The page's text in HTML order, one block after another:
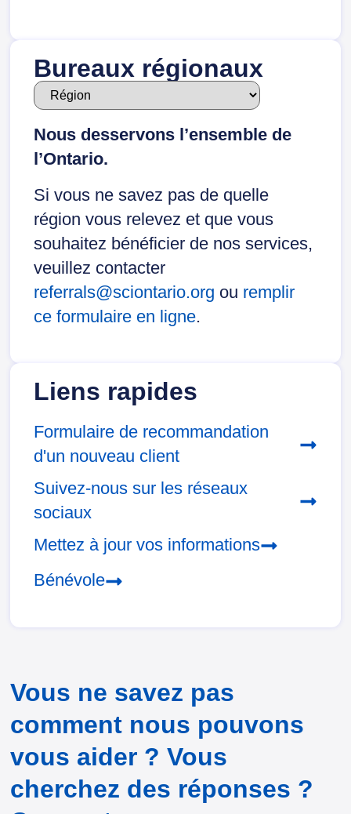
Bureaux régionaux
Nous desservons l’ensemble de
l’Ontario.
Si vous ne savez pas de quelle
région vous relevez et que vous
souhaitez bénéficier de nos services,
veuillez contacter
referrals@sciontario.org ou remplir
ce formulaire en ligne.
Liens rapides
Formulaire de recommandation
d'un nouveau client
Suivez-nous sur les réseaux
sociaux
Mettez à jour vos informations
Bénévole
Vous ne savez pas
comment nous pouvons
vous aider ? Vous
cherchez des réponses ?